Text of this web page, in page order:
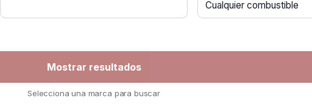
Selecciona una marca para buscar